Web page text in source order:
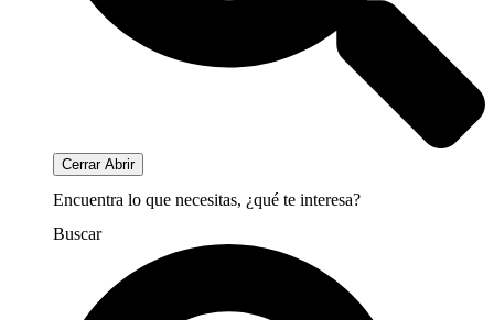
Cerrar Abrir
Encuentra lo que necesitas, ¿qué te interesa?
Buscar